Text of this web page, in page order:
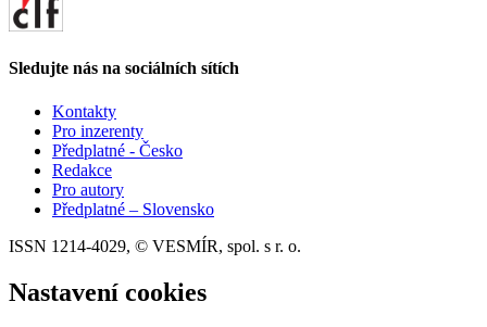
Sledujte nás na sociálních sítích
Kontakty
Pro inzerenty
Předplatné - Česko
Redakce
Pro autory
Předplatné – Slovensko
ISSN 1214-4029, © VESMÍR, spol. s r. o.
Nastavení cookies